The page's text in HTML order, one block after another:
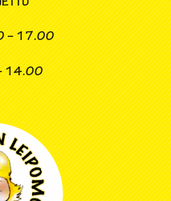
– 17.00
14.00